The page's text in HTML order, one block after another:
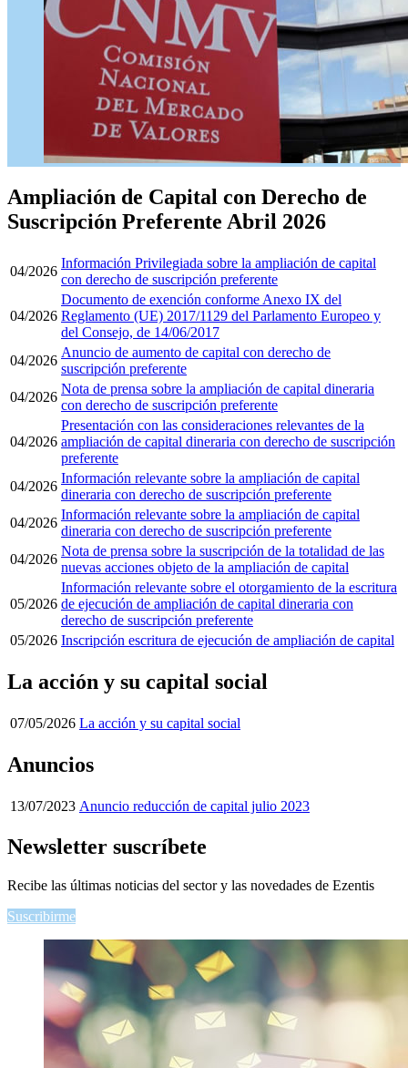
Ampliación de Capital con Derecho de
Suscripción Preferente Abril 2026
04/2026
Información Privilegiada sobre la ampliación de capital
con derecho de suscripción preferente
04/2026
Documento de exención conforme Anexo IX del
Reglamento (UE) 2017/1129 del Parlamento Europeo y
del Consejo, de 14/06/2017
04/2026
Anuncio de aumento de capital con derecho de
suscripción preferente
04/2026
Nota de prensa sobre la ampliación de capital dineraria
con derecho de suscripción preferente
04/2026
Presentación con las consideraciones relevantes de la
ampliación de capital dineraria con derecho de suscripción
preferente
04/2026
Información relevante sobre la ampliación de capital
dineraria con derecho de suscripción preferente
04/2026
Información relevante sobre la ampliación de capital
dineraria con derecho de suscripción preferente
04/2026
Nota de prensa sobre la suscripción de la totalidad de las
nuevas acciones objeto de la ampliación de capital
05/2026
Información relevante sobre el otorgamiento de la escritura
de ejecución de ampliación de capital dineraria con
derecho de suscripción preferente
05/2026 Inscripción escritura de ejecución de ampliación de capital
La acción y su capital social
07/05/2026 La acción y su capital social
Anuncios
13/07/2023 Anuncio reducción de capital julio 2023
Newsletter suscríbete
Recibe las últimas noticias del sector y las novedades de Ezentis
Suscribirme